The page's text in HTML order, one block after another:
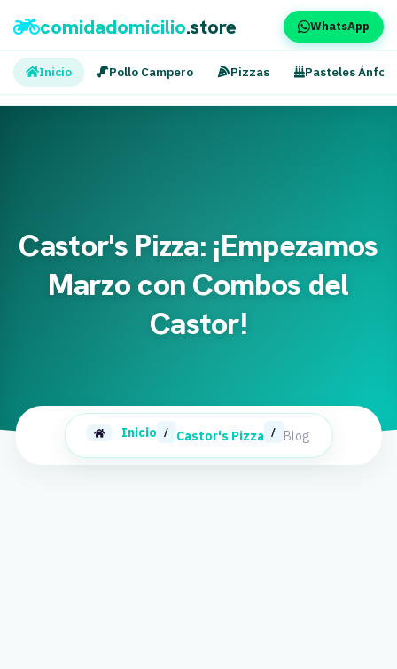
comidadomicilio.store WhatsApp
Inicio Pollo Campero Pizzas Pasteles Ánfora
Castor's Pizza: ¡Empezamos
Marzo con Combos del
Castor!
Inicio / Castor's Pizza / Blog